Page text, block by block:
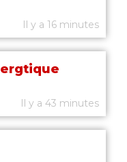
Il y a 16 minutes
Il y a 43 minutes